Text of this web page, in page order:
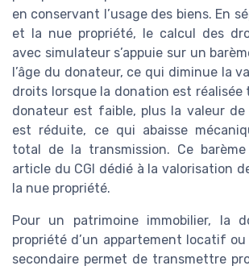
en conservant l’usage des biens. En
et la nue propriété, le calcul des
avec simulateur s’appuie sur un
l’âge du donateur, ce qui diminue la
droits lorsque la donation est réalisée
donateur est faible, plus la valeur
est réduite, ce qui abaisse
total de la transmission. Ce
article du CGI dédié à la valorisation
la nue propriété.
Pour un patrimoine immobilier, la
propriété d’un appartement locatif ou
secondaire permet de transmettre